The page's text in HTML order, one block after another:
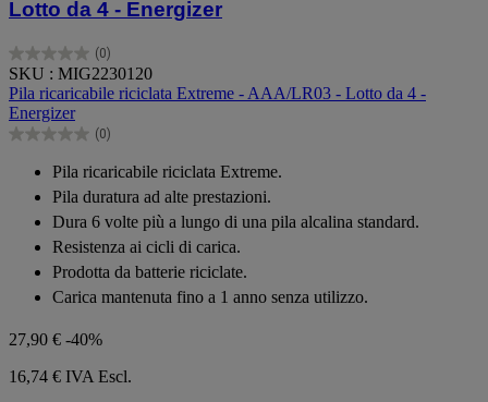
Lotto da 4 - Energizer
(0)
0.0
su
5
stelle.
SKU : MIG2230120
Pila ricaricabile riciclata Extreme - AAA/LR03 - Lotto da 4 -
Energizer
(0)
0.0
stelle.
Pila ricaricabile riciclata Extreme.
Pila duratura ad alte prestazioni.
Dura 6 volte più a lungo di una pila alcalina standard.
Resistenza ai cicli di carica.
Prodotta da batterie riciclate.
Carica mantenuta fino a 1 anno senza utilizzo.
27,90 € -40%
16,74 € IVA Escl.